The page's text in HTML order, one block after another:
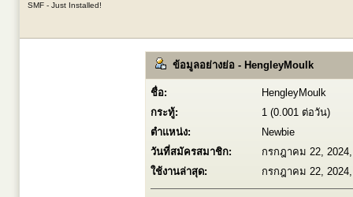
SMF - Just Installed!
ข้อมูลอย่างย่อ - HengleyMoulk
ชื่อ:
HengleyMoulk
กระทู้:
1 (0.001 ต่อวัน)
ตำแหน่ง:
Newbie
วันที่สมัครสมาชิก:
กรกฎาคม 22,
ใช้งานล่าสุด:
กรกฎาคม 22,